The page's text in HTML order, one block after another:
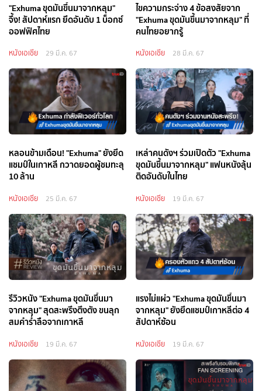
"Exhuma ขุดมันขึ้นมาจากหลุม"
จึ้ง! สัปดาห์แรก ยึดอันดับ 1 บ็อกซ์
ออฟฟิศไทย
หนังเอเชีย 29 มี.ค. 67
ไขความกระจ่าง 4 ข้อสงสัยจาก
"Exhuma ขุดมันขึ้นมาจากหลุม" ที่
คนไทยอยากรู้
หนังเอเชีย 28 มี.ค. 67
หลอนข้ามเดือน! "Exhuma" ยังยึด
แชมป์ในเกาหลี กวาดยอดผู้ชมทะลุ
10 ล้าน
หนังเอเชีย 25 มี.ค. 67
เหล่าคนดังฯ ร่วมเปิดตัว "Exhuma
ขุดมันขึ้นมาจากหลุม" แฟนหนังลุ้น
ติดอันดับในไทย
หนังเอเชีย 19 มี.ค. 67
รีวิวหนัง "Exhuma ขุดมันขึ้นมา
จากหลุม" สุดสะพรึงตึงตัง ขนลุก
สมคำร่ำลือจากเกาหลี
หนังเอเชีย 19 มี.ค. 67
แรงไม่แผ่ว "Exhuma ขุดมันขึ้นมา
จากหลุม" ยังยึดแชมป์เกาหลีต่อ 4
สัปดาห์ซ้อน
หนังเอเชีย 19 มี.ค. 67